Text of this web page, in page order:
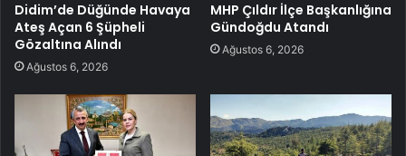
Didim’de Düğünde Havaya
Ateş Açan 6 Şüpheli
Gözaltına Alındı
Ağustos 6, 2026
MHP Çıldır İlçe Başkanlığına
Gündoğdu Atandı
Ağustos 6, 2026